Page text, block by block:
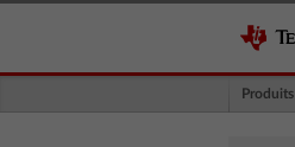
Produits